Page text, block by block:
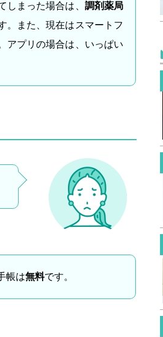
しまった場合は、 調剤薬局
。また、現在はスマートフ
アプリの場合は、いっぱい
帳は無料です。